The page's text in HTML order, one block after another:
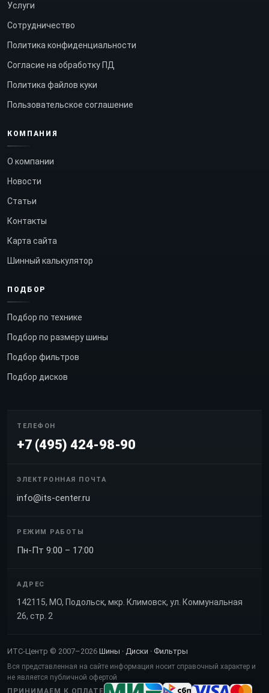
Услуги
Сотрудничество
Политика конфиденциальности
Согласие на обработку ПД
Политика файлов куки
Пользовательское соглашение
КОМПАНИЯ
О компании
Новости
Статьи
Контакты
Карта сайта
Шинный калькулятор
ПОДБОР
Подбор по технике
Подбор по размеру шины
Подбор фильтров
Подбор дисков
ТЕЛЕФОН
+7 (495) 424-98-90
ЭЛЕКТРОННАЯ ПОЧТА
info@its-center.ru
РЕЖИМ РАБОТЫ
Пн-Пт 9:00 – 17:00
АДРЕС
142115, МО, Подольск, мкр. Климовск, ул. Коммунальная
26, стр. 2
ИТС-Центр © 2007–2026 Шины · Диски · Фильтры
Вся представленная на сайте информация носит справочный характер и
не является публичной офертой
ПРИНИМАЕМ К ОПЛАТЕ